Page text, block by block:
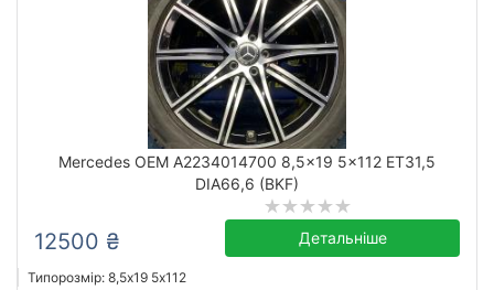
Mercedes OEM A2234014700 8,5x19 5x112 ET31,5
DIA66,6 (BKF)
12500 ₴ Детальніше
Типорозмір: 8,5x19 5х112